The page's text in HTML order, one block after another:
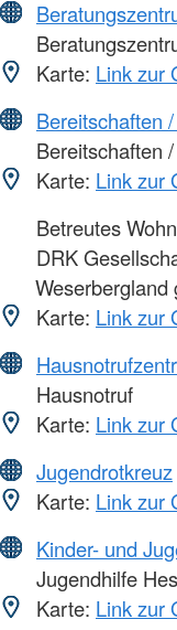
Karte: Link zur
Bereitschaften
Bereitschaften
Karte: Link zur
Betreutes
DRK
Weserbergland
Karte: Link zur
Hausnotruf
Karte: Link zur
Jugendrotkreuz
Karte: Link zur
Kinder- und
Jugendhilfe
Karte: Link zur